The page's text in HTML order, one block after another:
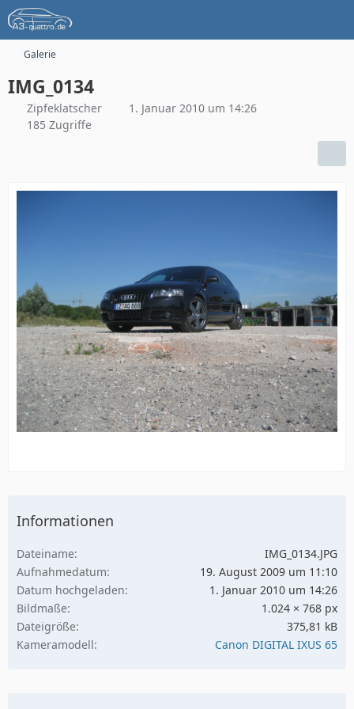
Galerie
IMG_0134
Zipfeklatscher
1. Januar 2010 um 14:26
185 Zugriffe
Informationen
Dateiname
IMG_0134.JPG
Aufnahmedatum
19. August 2009 um 11:10
Datum hochgeladen
1. Januar 2010 um 14:26
Bildmaße
1.024 × 768 px
Dateigröße
375,81 kB
Kameramodell
Canon DIGITAL IXUS 65